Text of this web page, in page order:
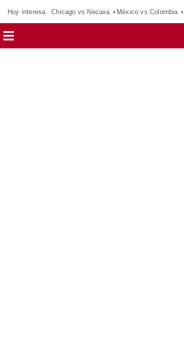
Hoy interesa: Chicago vs Necaxa México vs Colombia